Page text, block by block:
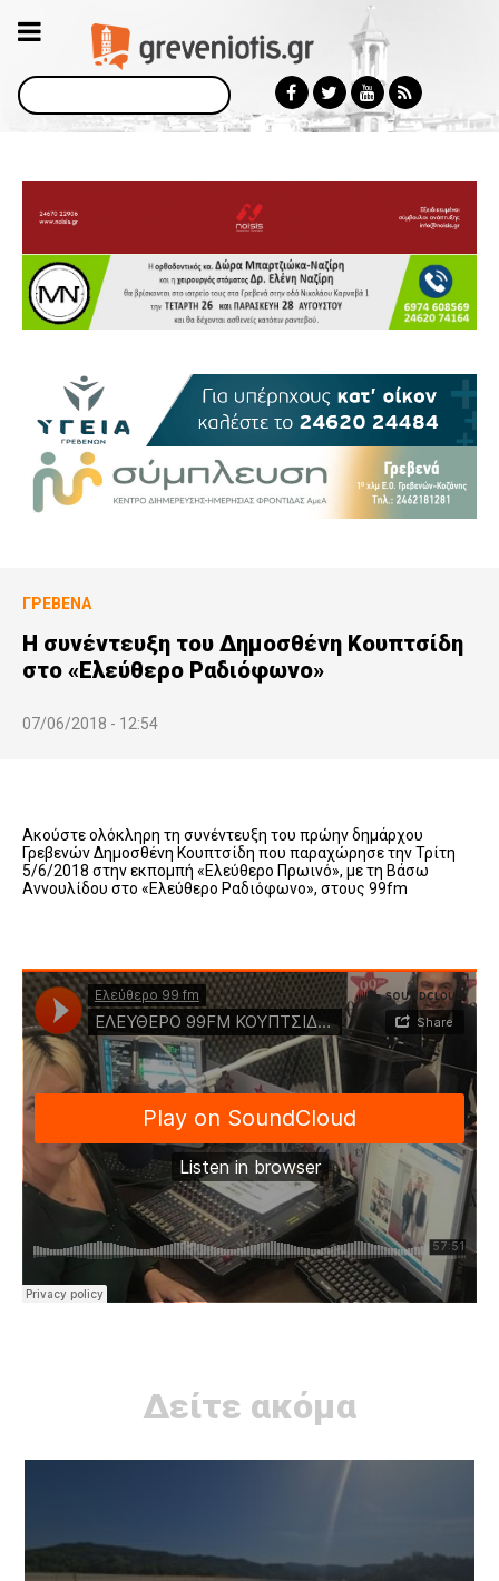
Αναζήτηση
ΓΡΕΒΕΝΆ
Η συνέντευξη του Δημοσθένη Κουπτσίδη
στο «Ελεύθερο Ραδιόφωνο»
07/06/2018 - 12:54
Ακούστε ολόκληρη τη συνέντευξη του πρώην δημάρχου
Γρεβενών Δημοσθένη Κουπτσίδη που παραχώρησε την Τρίτη
5/6/2018 στην εκπομπή «Ελεύθερο Πρωινό», με τη Βάσω
Αννουλίδου στο «Ελεύθερο Ραδιόφωνο», στους 99fm
Δείτε ακόμα